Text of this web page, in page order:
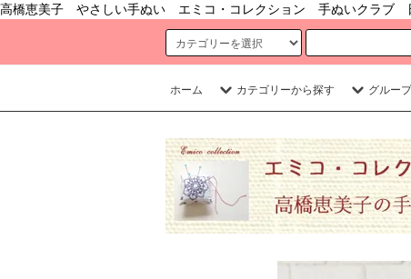
高橋恵美子 やさしい手ぬい エミコ・コレクション 手ぬいクラブ
ホーム カテゴリーから探す グルー